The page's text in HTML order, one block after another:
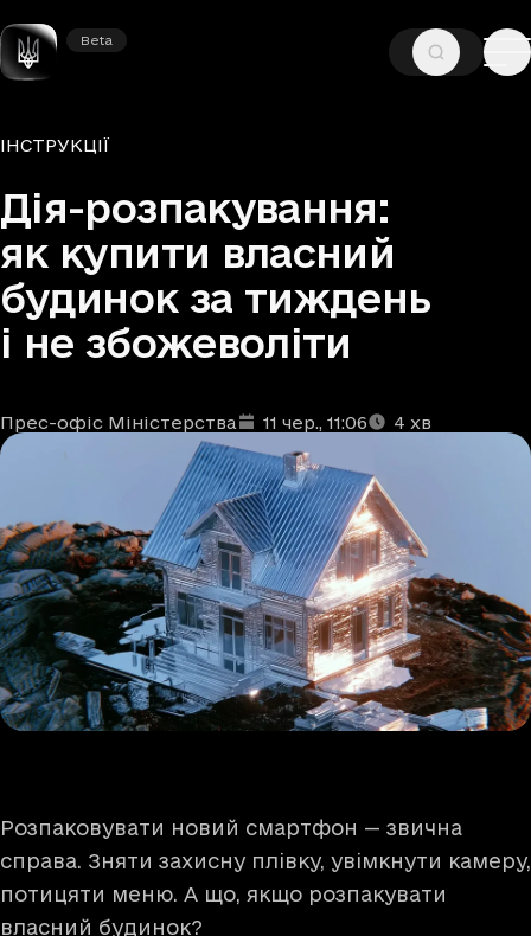
Beta
Beta
ГОЛОВНА —НОВИНИ
Рубрики
ІНСТРУКЦІЇ
Дія-розпакування:
як купити власний
будинок за тиждень
і не збожеволіти
Автори
Прес-офіс Міністерства
Дата та час публікації: 11 чер., 11:06
Час читання: 4 хв
Розпаковувати новий смартфон — звична
справа. Зняти захисну плівку, увімкнути камеру,
потицяти меню. А що, якщо розпакувати
власний будинок?